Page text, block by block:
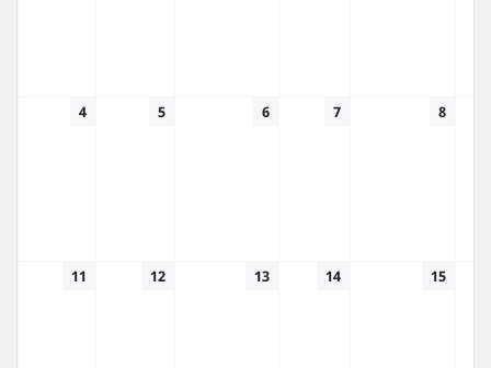
4 5 6 7 8
11 12 13 14 15